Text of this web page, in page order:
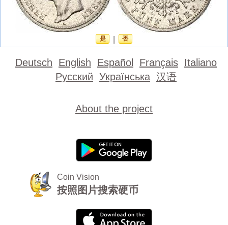
是 否
Deutsch English Español Français Italiano
Русский Українська 汉语
About the project
Coin Vision
按照图片搜索硬币